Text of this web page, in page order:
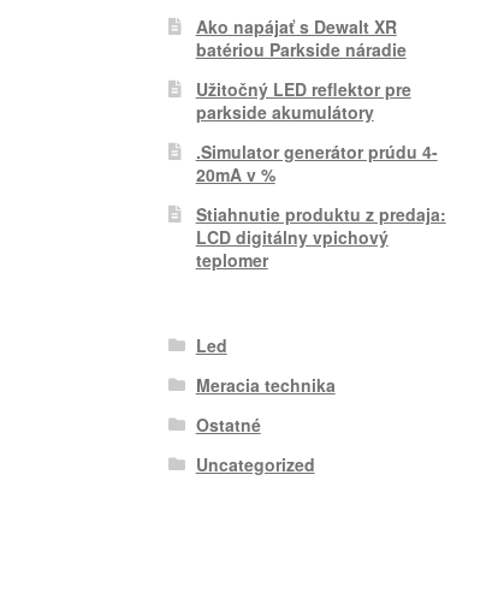
Ako napájať s Dewalt XR
batériou Parkside náradie
Užitočný LED reflektor pre
parkside akumulátory
.Simulator generátor prúdu 4-
20mA v %
Stiahnutie produktu z predaja:
LCD digitálny vpichový
teplomer
Led
Meracia technika
Ostatné
Uncategorized